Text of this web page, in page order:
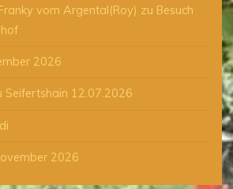
vom Argental(Roy) zu Besuch
2026
Seifertshain 12.07.2026
2026